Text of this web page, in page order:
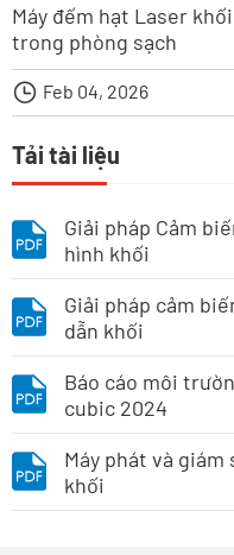
Máy đếm hạt Laser
trong phòng sạch
 Feb 04, 2026
Tải tài liệu
Giải pháp Cảm
hình khối
Giải pháp cảm
dẫn khối
Báo cáo môi
cubic 2024
Máy phát và
khối